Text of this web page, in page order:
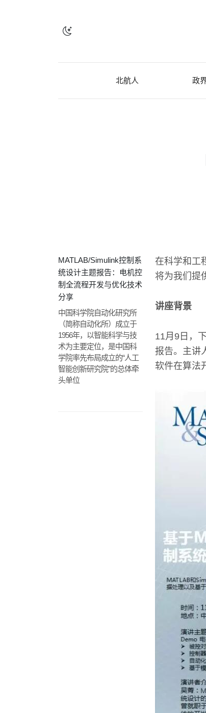
北航人 政
MATLAB/Simulink控制系
统设计主题报告：电机控
制全流程开发与优化技术
分享
中国科学院自动化研究所
（简称自动化所）成立于
1956年，以智能科学与技
术为主要定位，是中国科
学院率先布局成立的“人工
智能创新研究院”的总体牵
头单位
在科学和工
将为我们提
讲座背景
11月9日，
报告。主讲
软件在算法